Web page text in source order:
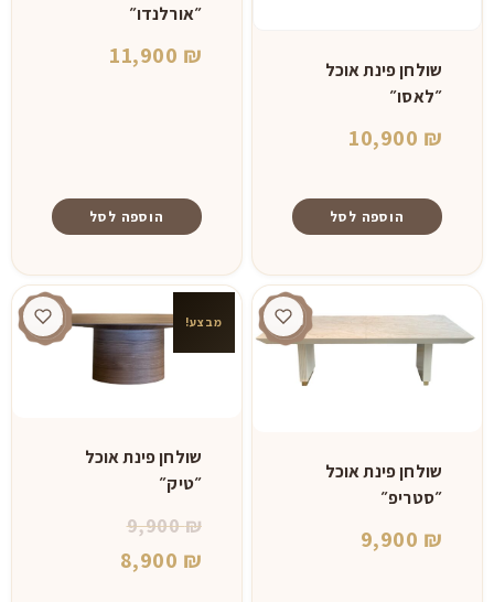
שולחן פינת אוכל
״לאסו״
10,900 ₪
הוספה לסל
״אורלנדו״
11,900 ₪
הוספה לסל
שולחן פינת אוכל
״סטריפ״
9,900 ₪
מבצע!
שולחן פינת אוכל
״טיק״
9,900₪
המחיר
המקורי8,900 ₪